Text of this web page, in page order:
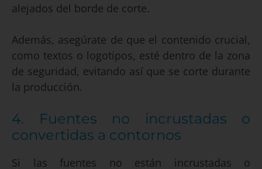
alejados del borde de corte.
Además, asegúrate de que el contenido crucial,
como textos o logotipos, esté dentro de la zona
de seguridad, evitando así que se corte durante
la producción.
4. Fuentes no incrustadas o
convertidas a contornos
Si las fuentes no están incrustadas o